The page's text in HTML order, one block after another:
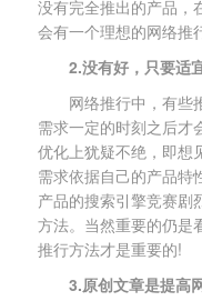
没有完全推出的产品，
会有一个理想的网络推
2.没有好，只要适
网络推行中，有些
需求一定的时刻之后才
优化上犹疑不绝，即想
需求依据自己的产品特
产品的搜索引擎竞赛剧
方法。当然重要的仍是
推行方法才是重要的!
3.原创文章是提高